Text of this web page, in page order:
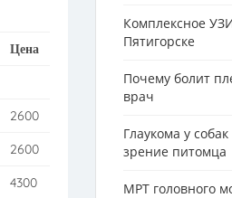
Цена
2600
2600
4300
Комплексное
Пятигорске
Почему болит
врач
Глаукома у
зрение питомца
МРТ головного